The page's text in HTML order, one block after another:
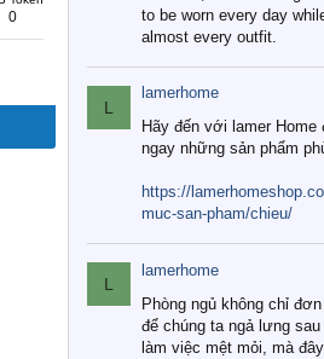
0
to be worn every day
almost every outfit.
L
lamerhome
Hãy đến với lamer Home
ngay những sản phẩm
https://
muc-san-pham/chieu/
L
lamerhome
Phòng ngủ không chỉ
để chúng ta ngả lưng
làm việc mệt mỏi, mà